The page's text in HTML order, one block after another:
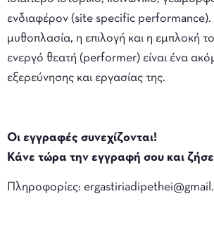
ενδιαφέρον (site specific performance).
μυθοπλασία, η επιλογή και η εμπλοκή
ενεργό θεατή (performer) είναι ένα
εξερεύνησης και εργασίας της.
Οι εγγραφές συνεχίζονται!
Κάνε τώρα την εγγραφή σου και ζήσε
Πληροφορίες: